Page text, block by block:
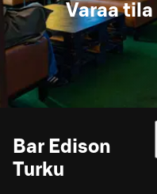
Varaa
Bar Edison
Turku